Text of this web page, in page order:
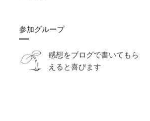
参加グループ
感想をブログで書いてもら
えると喜びます